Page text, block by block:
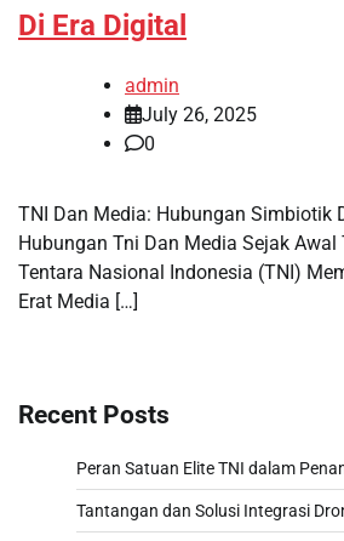
Di Era Digital
admin
July 26, 2025
0
TNI Dan Media: Hubungan Simbiotik
Hubungan Tni Dan Media Sejak Awal
Tentara Nasional Indonesia (TNI)
Erat Media […]
Recent Posts
Peran Satuan Elite TNI dalam
Tantangan dan Solusi Integrasi